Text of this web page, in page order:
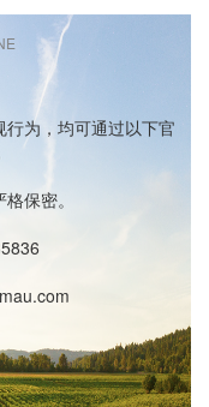
为，均可通过以下官
保密。